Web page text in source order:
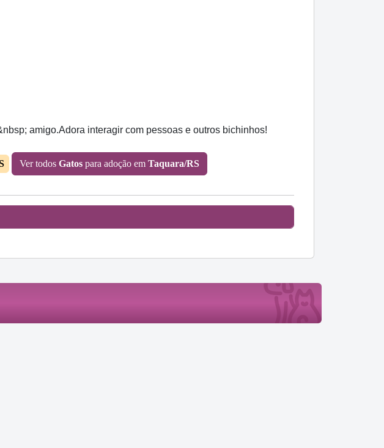
amigo.Adora interagir com pessoas e outros bichinhos!
Ver todos Gatos para adoção em Taquara/RS